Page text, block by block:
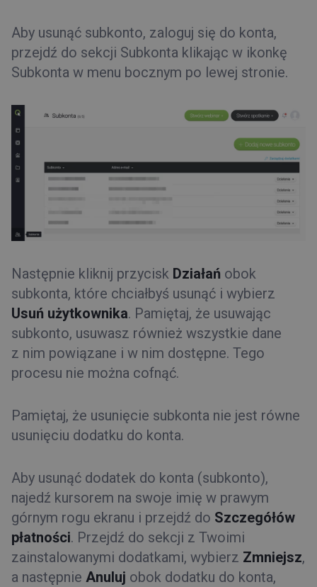
Aby usunąć subkonto, zaloguj się do konta,
przejdź do sekcji Subkonta klikając w ikonkę
Subkonta w menu bocznym po lewej stronie.
Następnie kliknij przycisk Działań obok
subkonta, które chciałbyś usunąć i wybierz
Usuń użytkownika. Pamiętaj, że usuwając
subkonto, usuwasz również wszystkie dane
z nim powiązane i w nim dostępne. Tego
procesu nie można cofnąć.
Pamiętaj, że usunięcie subkonta nie jest równe
usunięciu dodatku do konta.
Aby usunąć dodatek do konta (subkonto),
najedź kursorem na swoje imię w prawym
górnym rogu ekranu i przejdź do Szczegółów
płatności. Przejdź do sekcji z Twoimi
zainstalowanymi dodatkami, wybierz Zmniejsz,
a następnie Anuluj obok dodatku do konta,